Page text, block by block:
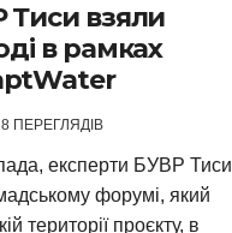
Тиси взяли
в рамках
ПЕРЕГЛЯДІВ
експерти БУВР Тиси
форумі, який
території проєкту, в